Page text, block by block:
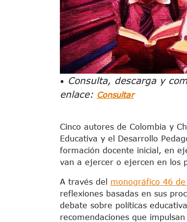
• Consulta, descarga y
enlace: Consultar
Cinco autores de Colombia y
Educativa y el Desarrollo
formación docente inicial, en
van a ejercer o ejercen en los
A través del monográfico 46 de
reflexiones basadas en sus
debate sobre políticas
recomendaciones que